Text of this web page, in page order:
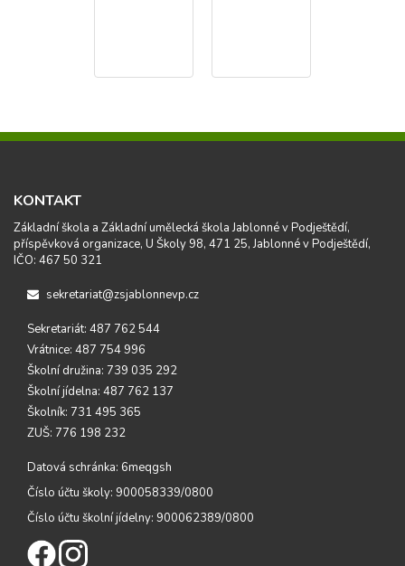
KONTAKT
Základní škola a Základní umělecká škola Jablonné v Podještědí,
příspěvková organizace, U Školy 98, 471 25, Jablonné v Podještědí,
IČO: 467 50 321
sekretariat@zsjablonnevp.cz
Sekretariát: 487 762 544
Vrátnice: 487 754 996
Školní družina: 739 035 292
Školní jídelna: 487 762 137
Školník: 731 495 365
ZUŠ: 776 198 232
Datová schránka: 6meqgsh
Číslo účtu školy: 900058339/0800
Číslo účtu školní jídelny: 900062389/0800